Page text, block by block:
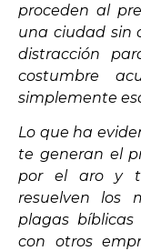
proceden al
una ciudad sin
distracción
costumbre
simplemente
Lo que ha
te generan el
por el aro y
resuelven los
plagas
con otros